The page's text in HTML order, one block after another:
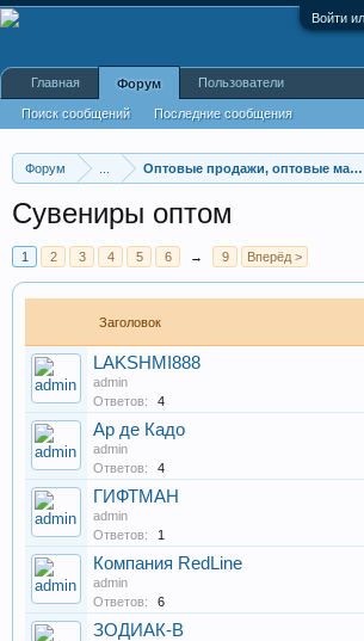
Войти
Форум Оптовые продажи, оптовые
Сувениры оптом
1 2 3 4 5 6 → 9 Вперёд >
Заголовок
LAKSHMI888
admin
Ответов:
4
Ар де Кадо
admin
Ответов:
4
ГИФТМАН
admin
Ответов:
1
Компания RedLine
admin
Ответов:
6
ЗОДИАК-В
Главная Форум
Поиск сообщений Последние сообщения
Пользователи